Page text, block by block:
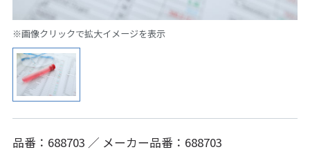
※画像クリックで拡大イメージを表示
品番：688703 ／ メーカー品番：688703